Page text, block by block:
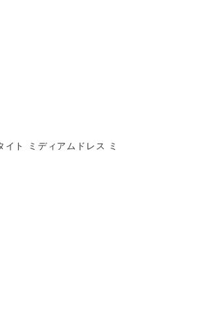
ト ミディアムドレス ミ